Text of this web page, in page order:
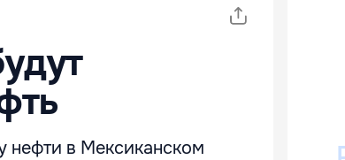
нефти в Мексиканском